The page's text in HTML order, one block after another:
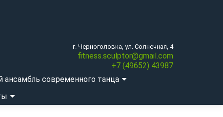
г. Черноголовка, ул. Солнечная, 4
fitness.sculptor@gmail.com
+7 (49652) 43987
ансамбль современного танца